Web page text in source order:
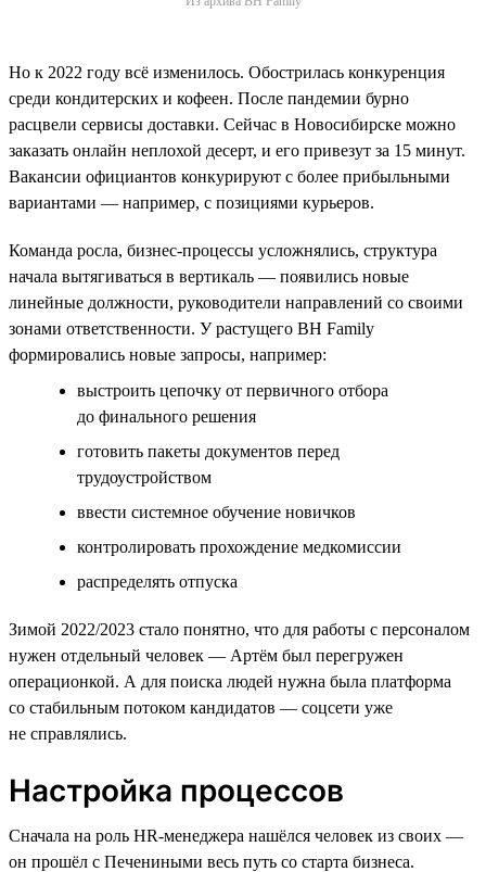
Но к 2022 году всё изменилось. Обострилась конкуренция
среди кондитерских и кофеен. После пандемии бурно
расцвели сервисы доставки. Сейчас в Новосибирске можно
заказать онлайн неплохой десерт, и его привезут за 15 минут.
Вакансии официантов конкурируют с более прибыльными
вариантами — например, с позициями курьеров.
Команда росла, бизнес-процессы усложнялись, структура
начала вытягиваться в вертикаль — появились новые
линейные должности, руководители направлений со своими
зонами ответственности. У растущего BH Family
формировались новые запросы, например:
выстроить цепочку от первичного отбора
до финального решения
готовить пакеты документов перед
трудоустройством
ввести системное обучение новичков
контролировать прохождение медкомиссии
распределять отпуска
Зимой 2022/2023 стало понятно, что для работы с персоналом
нужен отдельный человек — Артём был перегружен
операционкой. А для поиска людей нужна была платформа
со стабильным потоком кандидатов — соцсети уже
не справлялись.
Настройка процессов
Сначала на роль HR-менеджера нашёлся человек из своих —
он прошёл с Печениными весь путь со старта бизнеса.